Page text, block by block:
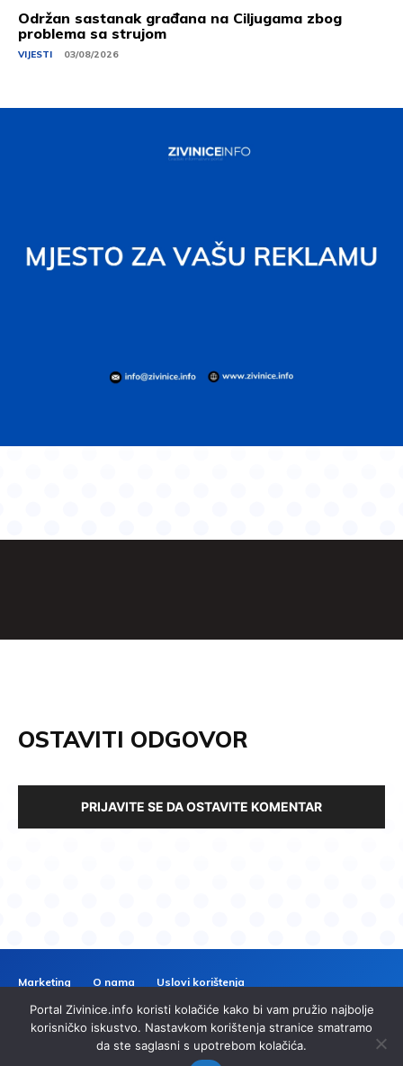
Održan sastanak građana na Ciljugama zbog
problema sa strujom
VIJESTI 03/08/2026
OSTAVITI ODGOVOR
PRIJAVITE SE DA OSTAVITE KOMENTAR
Marketing O nama
Uslovi korištenja
Politika privatnosti
Kontakt
ZIVINICEINFO
Portal Zivinice.info koristi kolačiće kako bi vam pružio najbolje
korisničko iskustvo. Nastavkom korištenja stranice smatramo
da ste saglasni s upotrebom kolačića.